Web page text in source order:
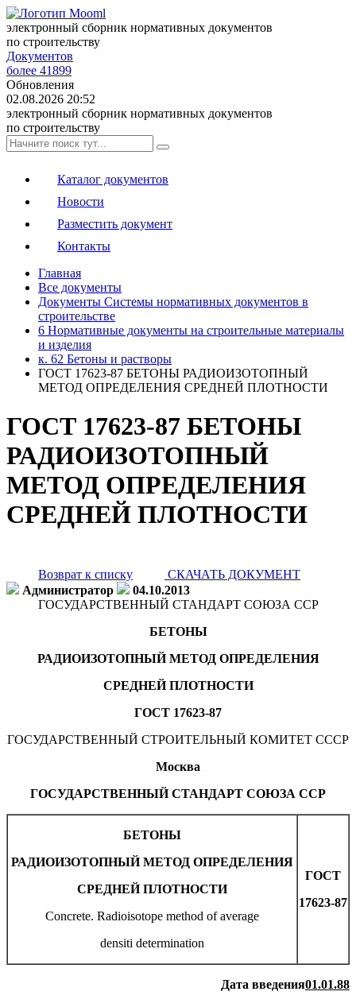
электронный сборник нормативных документов
по строительству
Документов
более 41899
Обновления
02.08.2026 20:52
электронный сборник нормативных документов
по строительству
Каталог документов
Новости
Разместить документ
Контакты
Главная
Все документы
Документы Системы нормативных документов в
строительстве
6 Нормативные документы на строительные материалы
и изделия
к. 62 Бетоны и растворы
ГОСТ 17623-87 БЕТОНЫ РАДИОИЗОТОПНЫЙ
МЕТОД ОПРЕДЕЛЕНИЯ СРЕДНЕЙ ПЛОТНОСТИ
ГОСТ 17623-87 БЕТОНЫ
РАДИОИЗОТОПНЫЙ
МЕТОД ОПРЕДЕЛЕНИЯ
СРЕДНЕЙ ПЛОТНОСТИ
Возврат к списку
СКАЧАТЬ ДОКУМЕНТ
Администратор
04.10.2013
ГОСУДАРСТВЕННЫЙ СТАНДАРТ СОЮЗА ССР
БЕТОНЫ
РАДИОИЗОТОПНЫЙ МЕТОД ОПРЕДЕЛЕНИЯ
СРЕДНЕЙ ПЛОТНОСТИ
ГОСТ 17623-87
ГОСУДАРСТВЕННЫЙ СТРОИТЕЛЬНЫЙ КОМИТЕТ СССР
Москва
ГОСУДАРСТВЕННЫЙ СТАНДАРТ СОЮЗА ССР
БЕТОНЫ
РАДИОИЗОТОПНЫЙ МЕТОД ОПРЕДЕЛЕНИЯ
СРЕДНЕЙ ПЛОТНОСТИ
Concrete. Radioisotope method of average
densiti determination
ГОСТ
17623-87
Дата введения01.01.88